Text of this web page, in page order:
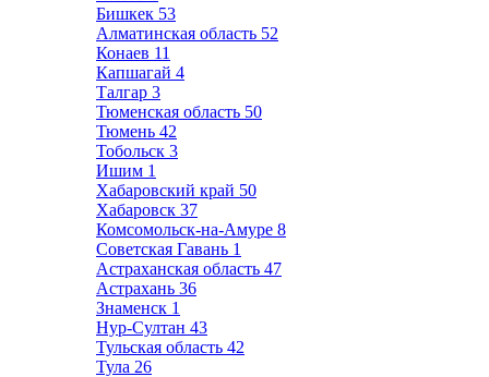
Бишкек 53
Алматинская область 52
Конаев 11
Капшагай 4
Талгар 3
Тюменская область 50
Тюмень 42
Тобольск 3
Ишим 1
Хабаровский край 50
Хабаровск 37
Комсомольск-на-Амуре 8
Советская Гавань 1
Астраханская область 47
Астрахань 36
Знаменск 1
Нур-Султан 43
Тульская область 42
Тула 26